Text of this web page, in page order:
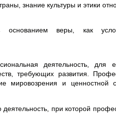
знание культуры и этики
основанием веры, как
деятельность, для
требующих развития.
мировозрения и ценностной
при которой